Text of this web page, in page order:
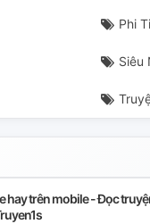
Phi
Siêu
hay trên mobile - Đọc